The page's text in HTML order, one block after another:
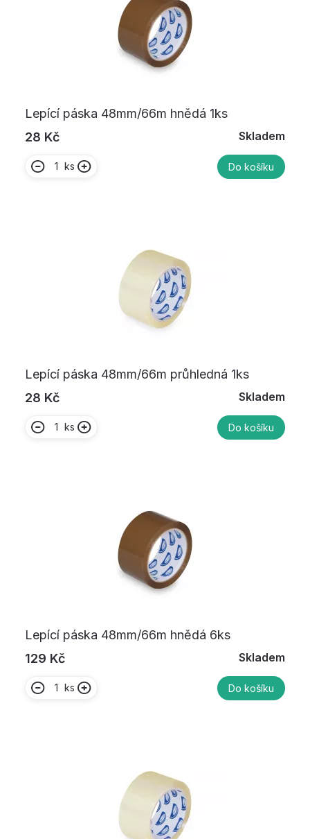
Lepící páska 48mm/66m hnědá 1ks
28 Kč
Skladem
ks Do košíku
Lepící páska 48mm/66m průhledná 1ks
28 Kč
Skladem
ks Do košíku
Lepící páska 48mm/66m hnědá 6ks
129 Kč
Skladem
ks Do košíku